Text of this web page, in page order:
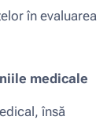
în evaluarea
medicale
însă